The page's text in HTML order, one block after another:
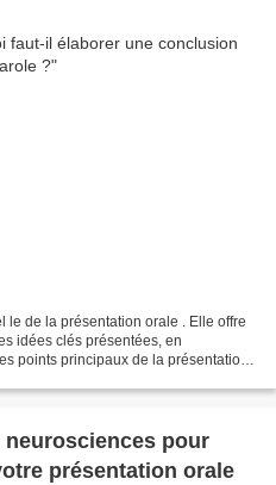
le de la présentation orale . Elle offre
idées clés présentées, en
points principaux de la présentation,
pour
présentation orale